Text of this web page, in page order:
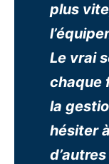
plus
Le vrai
chaque
la
hésiter